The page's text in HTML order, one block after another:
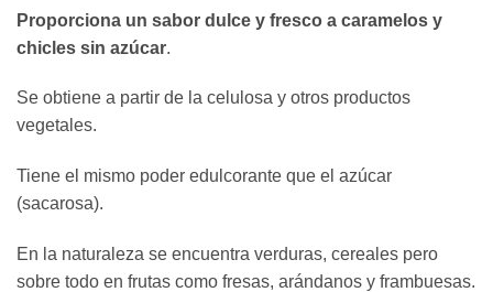
Proporciona un sabor dulce y fresco a caramelos y
chicles sin azúcar.
Se obtiene a partir de la celulosa y otros productos
vegetales.
Tiene el mismo poder edulcorante que el azúcar
(sacarosa).
En la naturaleza se encuentra verduras, cereales pero
sobre todo en frutas como fresas, arándanos y frambuesas.